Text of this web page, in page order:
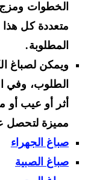
الخطوات ومزج
متعددة كل هذا
المطلوبة.
ويمكن لصباغ
الطلوب، وفي
أثر أو عيب أو
مميزة لتحصل
صباغ الجهراء
صباغ الصبية